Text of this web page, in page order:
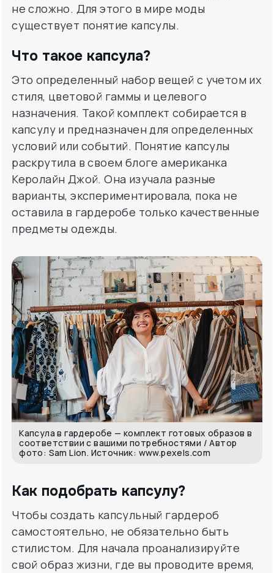
не сложно. Для этого в мире моды
существует понятие капсулы.
Что такое капсула?
Это определенный набор вещей с учетом их
стиля, цветовой гаммы и целевого
назначения. Такой комплект собирается в
капсулу и предназначен для определенных
условий или событий. Понятие капсулы
раскрутила в своем блоге американка
Керолайн Джой. Она изучала разные
варианты, экспериментировала, пока не
оставила в гардеробе только качественные
предметы одежды.
Капсула в гардеробе — комплект готовых образов в
соответствии с вашими потребностями / Автор
фото: Sam Lion. Источник: www.pexels.com
Как подобрать капсулу?
Чтобы создать капсульный гардероб
самостоятельно, не обязательно быть
стилистом. Для начала проанализируйте
свой образ жизни, где вы проводите время,